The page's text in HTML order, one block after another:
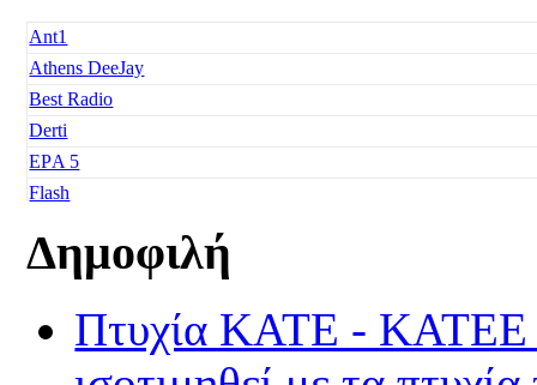
Ant1
Athens DeeJay
Best Radio
Derti
EΡA 5
Flash
Fresh Music
Galaxy 92
Happy Radio
Je t' aime
Δημοφιλή
Πτυχία ΚΑΤΕ - ΚΑΤΕΕ